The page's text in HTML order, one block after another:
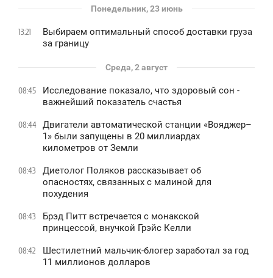
Понедельник, 23 июнь
13:21
Выбираем оптимальный способ доставки груза
за границу
Среда, 2 август
08:45
Исследование показало, что здоровый сон -
важнейший показатель счастья
08:44
Двигатели автоматической станции «Вояджер–
1» были запущены в 20 миллиардах
километров от Земли
08:43
Диетолог Поляков рассказывает об
опасностях, связанных с малиной для
похудения
08:43
Брэд Питт встречается с монакской
принцессой, внучкой Грэйс Келли
08:42
Шестилетний мальчик-блогер заработал за год
11 миллионов долларов